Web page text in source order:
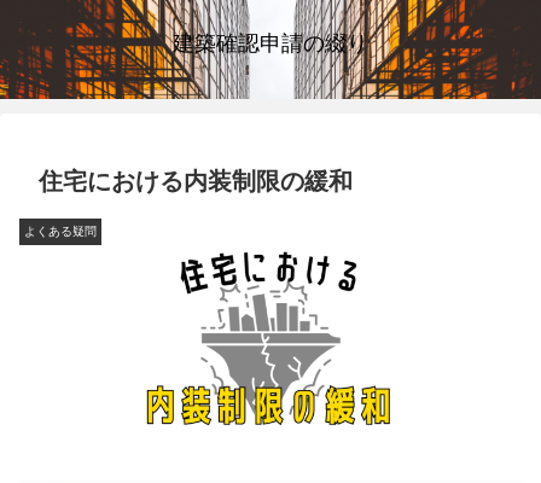
建築確認申請の綴り
住宅における内装制限の緩和
よくある疑問